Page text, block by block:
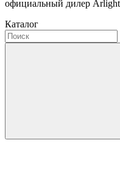
официальный дилер Arlight
Каталог